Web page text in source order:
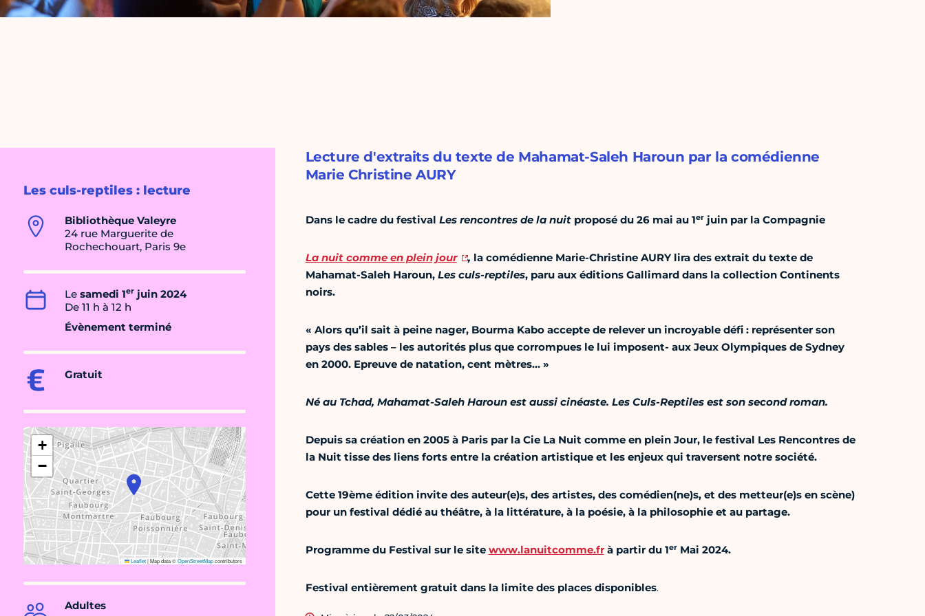
Les culs-reptiles : lecture
Bibliothèque Valeyre
24 rue Marguerite de
Rochechouart, Paris 9e
Le samedi 1er juin 2024
De 11 h à 12 h
Évènement terminé
Gratuit
+
−
Leaflet|Map data ©OpenStreetMapcontributors
Adultes
Lecture d'extraits du texte de Mahamat-Saleh Haroun par la comédienne
Marie Christine AURY
Dans le cadre du festival Les rencontres de la nuit proposé du 26 mai au 1erjuin par la Compagnie
La nuit comme en plein jour , la comédienne Marie-Christine AURY lira des extrait du texte de
Mahamat-Saleh Haroun, Les culs-reptiles, paru aux éditions Gallimard dans la collection Continents
noirs.
« Alors qu’il sait à peine nager, Bourma Kabo accepte de relever un incroyable défi : représenter son
pays des sables – les autorités plus que corrompues le lui imposent- aux Jeux Olympiques de Sydney
en 2000. Epreuve de natation, cent mètres… »
Né au Tchad, Mahamat-Saleh Haroun est aussi cinéaste. Les Culs-Reptiles est son second roman.
Depuis sa création en 2005 à Paris par la Cie La Nuit comme en plein Jour, le festival Les Rencontres de
la Nuit tisse des liens forts entre la création artistique et les enjeux qui traversent notre société.
Cette 19ème édition invite des auteur(e)s, des artistes, des comédien(ne)s, et des metteur(e)s en scène)
pour un festival dédié au théâtre, à la littérature, à la poésie, à la philosophie et au partage.
Programme du Festival sur le site www.lanuitcomme.fr à partir du 1erMai 2024.
Festival entièrement gratuit dans la limite des places disponibles.